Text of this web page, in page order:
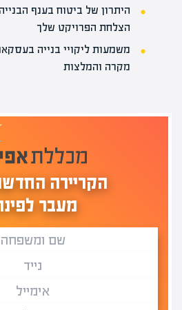
היתרון של ביטוח בענף
הצלחת הפרויקט שלך
משמעות ליקויי בנייה
מקרה והמלצות
הקריירה
מעבר